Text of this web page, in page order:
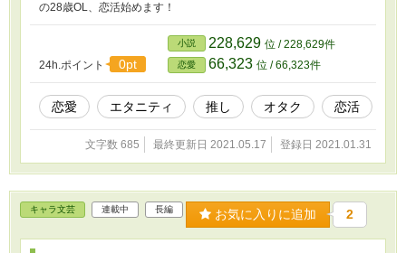
の28歳OL、恋活始めます！
24h.ポイント 0pt
小説 228,629 位 / 228,629件
恋愛 66,323 位 / 66,323件
恋愛 エタニティ 推し オタク 恋活
文字数 685 最終更新日 2021.05.17 登録日 2021.01.31
キャラ文芸 連載中 長編 お気に入りに追加 2